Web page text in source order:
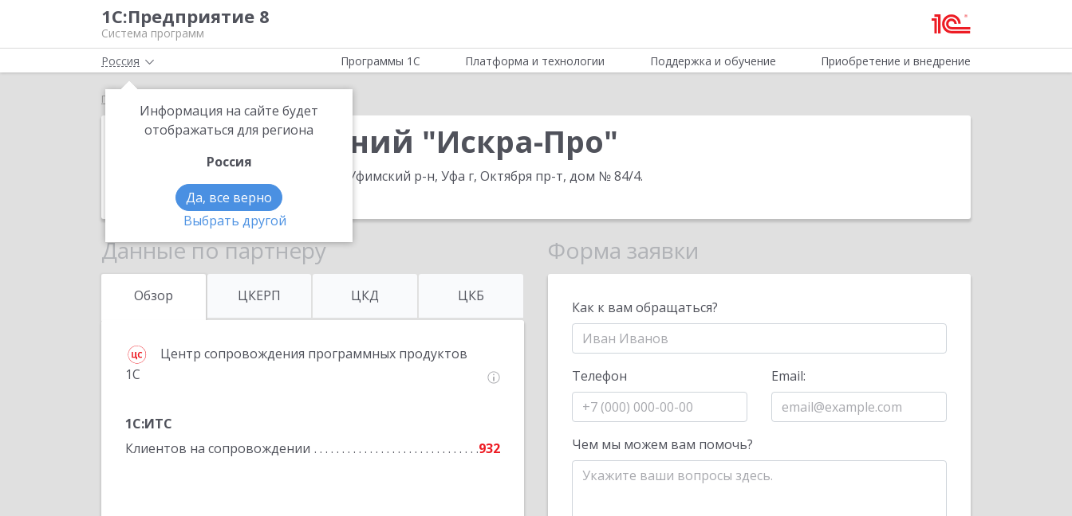
1С:Предприятие 8
Система программ
Россия
Информация на сайте будет
отображаться для региона
Россия
Да, все верно
Выбрать другой
Программы 1С Платформа и технологии Поддержка и обучение Приобретение и внедрение
Главная
Группа компаний "Искра-Про"
450054, Башкортостан Респ, Уфимский р-н, Уфа г, Октября пр-т, дом № 84/4.
Телефон: (347) 246-3506
Данные по партнеру
Обзор ЦКЕРП ЦКД ЦКБ
Центр сопровождения программных продуктов
1С
1С:ИТС
Клиентов на сопровождении
932
Форма заявки
Как к вам обращаться?
Телефон Email:
Чем мы можем вам помочь?